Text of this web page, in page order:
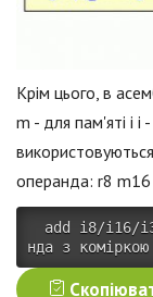
Крім цього, в
m - для пам'яті і i
операнда: r8 m16
add i8/i16/i32
нда з